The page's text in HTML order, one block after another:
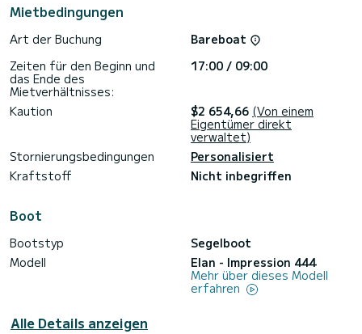
ausgestattet. Es verfügt über folgende Ausstattung:
Bluetooth-Verbindung.
Zögern Sie nicht, uns für ein Angebot zu kontaktieren, ein
Mietbedingungen
Art der Buchung
Bareboat
Zeiten für den Beginn und
das Ende des
Mietverhältnisses:
17:00 / 09:00
Kaution $2 654,66 (Von einem
Eigentümer direkt
verwaltet)
Stornierungsbedingungen
Personalisiert
Kraftstoff
Nicht inbegriffen
Boot
Bootstyp
Segelboot
Modell
Elan - Impression 444
Mehr über dieses Modell
erfahren
Alle Details anzeigen